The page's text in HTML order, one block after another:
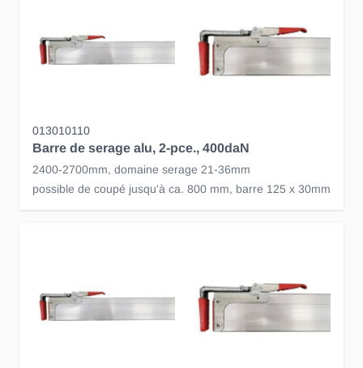
013010110
Barre de serage alu, 2-pce., 400daN
2400-2700mm, domaine serage 21-36mm
possible de coupé jusqu'à ca. 800 mm, barre 125 x 30mm